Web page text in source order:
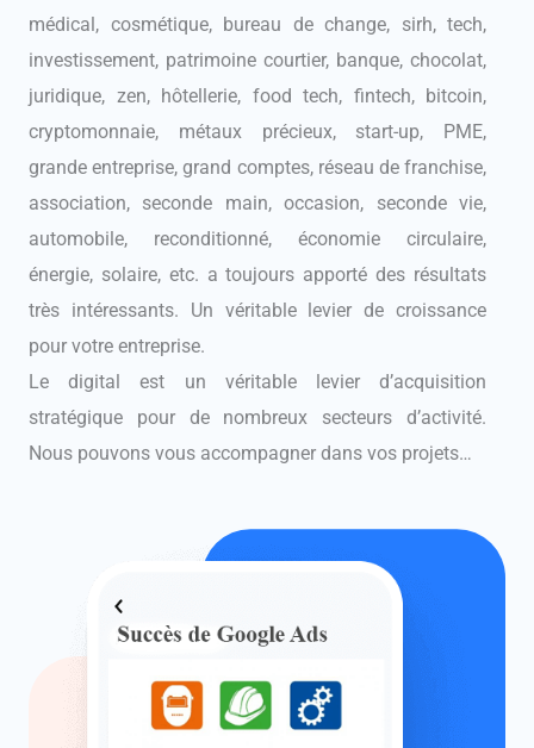
médical, cosmétique, bureau de change, sirh, tech,
investissement, patrimoine courtier, banque, chocolat,
juridique, zen, hôtellerie, food tech, fintech, bitcoin,
cryptomonnaie, métaux précieux, start-up, PME,
grande entreprise, grand comptes, réseau de franchise,
association, seconde main, occasion, seconde vie,
automobile, reconditionné, économie circulaire,
énergie, solaire, etc. a toujours apporté des résultats
très intéressants. Un véritable levier de croissance
pour votre entreprise.
Le digital est un véritable levier d’acquisition
stratégique pour de nombreux secteurs d’activité.
Nous pouvons vous accompagner dans vos projets…